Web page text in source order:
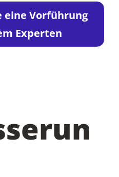
eine Vorführung
Experten